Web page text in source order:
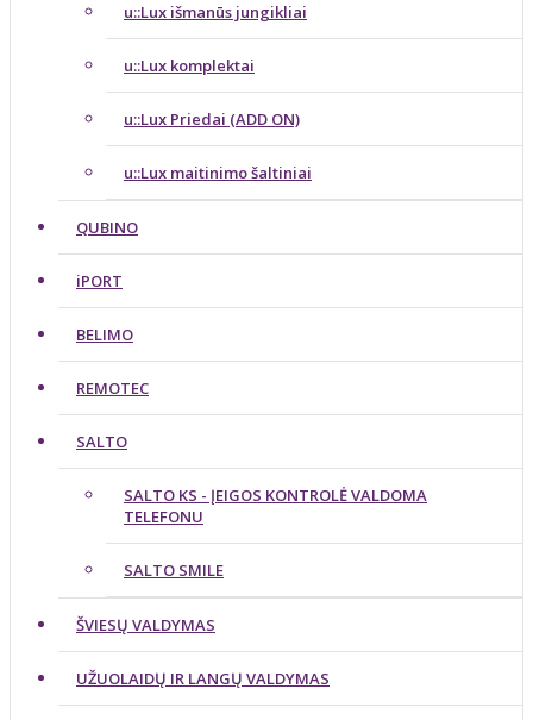
u::Lux išmanūs jungikliai
u::Lux komplektai
u::Lux Priedai (ADD ON)
u::Lux maitinimo šaltiniai
QUBINO
iPORT
BELIMO
REMOTEC
SALTO
SALTO KS - ĮEIGOS KONTROLĖ VALDOMA
TELEFONU
SALTO SMILE
ŠVIESŲ VALDYMAS
UŽUOLAIDŲ IR LANGŲ VALDYMAS